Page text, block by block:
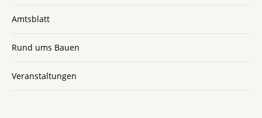
Amtsblatt
Rund ums Bauen
Veranstaltungen